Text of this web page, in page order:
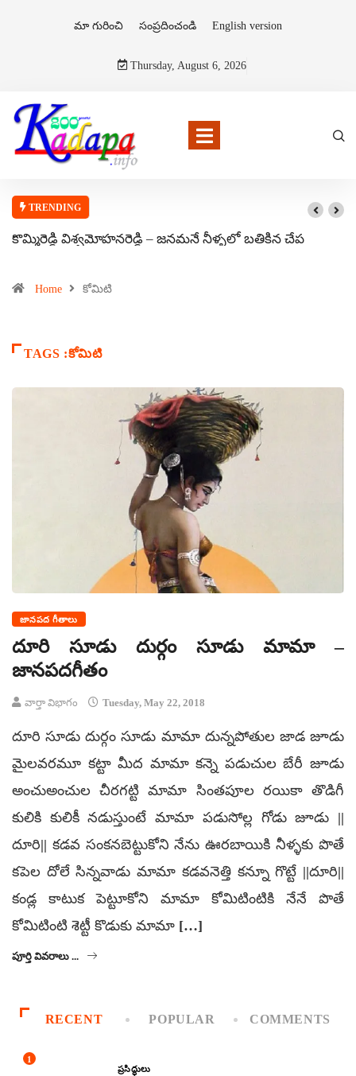
మా గురించి సంప్రదించండి English version
Thursday, August 6, 2026
TRENDING
కొమ్మిరెడ్డి విశ్వమోహనరెడ్డి – జనమనే నీళ్ళలో బతికిన చేప
Home కోమిటి
TAGS :కోమిటి
జానపద గీతాలు
దూరి సూడు దుర్గం సూడు మామా –
జానపదగీతం
వార్తా విభాగం Tuesday, May 22, 2018
దూరి సూడు దుర్గం సూడు మామా దున్నపోతుల జాడ జూడు
మైలవరమూ కట్టా మీద మామా కన్నె పడుచుల బేరీ జూడు
అంచుఅంచుల చీరగట్టి మామా సింతపూల రయికా తొడిగీ
కులికి కులికీ నడుస్తుంటే మామా పడుసోల్ల గోడు జూడు ||
దూరి|| కడవ సంకనబెట్టుకోని నేను ఊరబాయికి నీళ్ళకు పొతే
కపెల దోలే సిన్నవాడు మామా కడవనెత్తి కన్నూ గొట్టే ||దూరి||
కండ్ల కాటుక పెట్టూకోని మామా కోమిటింటికి నేనే పొతే
కోమిటింటి శెట్టీ కొడుకు మామా […]
పూర్తి వివరాలు ...
RECENT POPULAR COMMENTS
1
ప్రసిద్ధులు